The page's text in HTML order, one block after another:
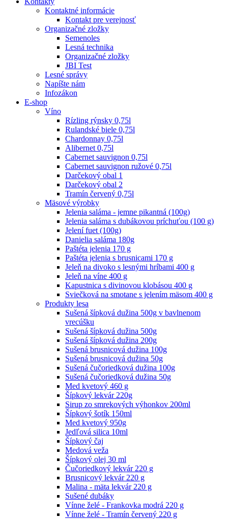
Kontaktné informácie
Kontakt pre verejnosť
Organizačné zložky
Semenoles
Lesná technika
Organizačné zložky
JBI Test
Lesné správy
Napíšte nám
Infozákon
E-shop
Víno
Rízling rýnsky 0,75l
Rulandské biele 0,75l
Chardonnay 0,75l
Alibernet 0,75l
Cabernet sauvignon 0,75l
Cabernet sauvignon ružové 0,75l
Darčekový obal 1
Darčekový obal 2
Tramín červený 0,75l
Mäsové výrobky
Jelenia saláma - jemne pikantná (100g)
Jelenia saláma s dubákovou príchuťou (100 g)
Jelení fuet (100g)
Danielia saláma 180g
Paštéta jelenia 170 g
Paštéta jelenia s brusnicami 170 g
Jeleň na divoko s lesnými hríbami 400 g
Jeleň na víne 400 g
Kapustnica s divinovou klobásou 400 g
Sviečková na smotane s jelením mäsom 400 g
Produkty lesa
Sušená šípková dužina 500g v bavlnenom
vrecúšku
Sušená šípková dužina 500g
Sušená šípková dužina 200g
Sušená brusnicová dužina 100g
Sušená brusnicová dužina 50g
Sušená čučoriedková dužina 100g
Sušená čučoriedková dužina 50g
Med kvetový 460 g
Šípkový lekvár 220g
Sirup zo smrekových výhonkov 200ml
Šípkový šotík 150ml
Med kvetový 950g
Jedľová silica 10ml
Šípkový čaj
Medová veža
Šípkový olej 30 ml
Čučoriedkový lekvár 220 g
Brusnicový lekvár 220 g
Malina - mäta lekvár 220 g
Sušené dubáky
Vínne želé - Frankovka modrá 220 g
Vínne želé - Tramín červený 220 g